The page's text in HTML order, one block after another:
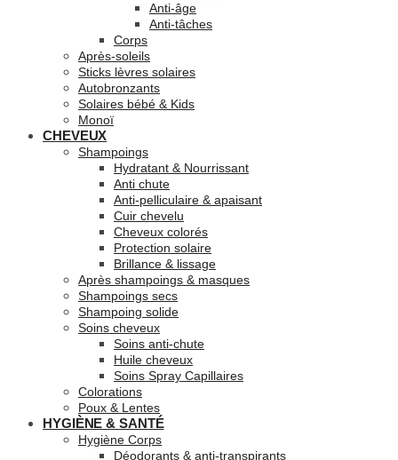
Anti-âge
Anti-tâches
Corps
Après-soleils
Sticks lèvres solaires
Autobronzants
Solaires bébé & Kids
Monoï
CHEVEUX
Shampoings
Hydratant & Nourrissant
Anti chute
Anti-pelliculaire & apaisant
Cuir chevelu
Cheveux colorés
Protection solaire
Brillance & lissage
Après shampoings & masques
Shampoings secs
Shampoing solide
Soins cheveux
Soins anti-chute
Huile cheveux
Soins Spray Capillaires
Colorations
Poux & Lentes
HYGIÈNE & SANTÉ
Hygiène Corps
Déodorants & anti-transpirants